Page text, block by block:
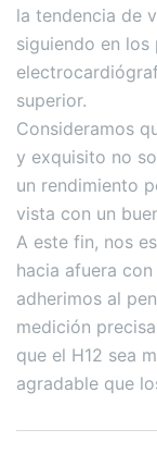
la tendencia de
siguiendo en los
superior.
Consideramos
y exquisito no
un rendimiento
vista con un
A este fin, nos
hacia afuera
adherimos al
medición
que el H12 sea
agradable que